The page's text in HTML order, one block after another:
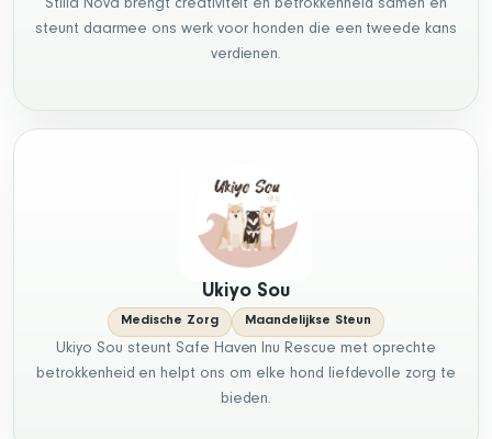
Stilla Nova brengt creativiteit en betrokkenheid samen en
steunt daarmee ons werk voor honden die een tweede kans
verdienen.
Ukiyo Sou
Medische Zorg Maandelijkse Steun
Ukiyo Sou steunt Safe Haven Inu Rescue met oprechte
betrokkenheid en helpt ons om elke hond liefdevolle zorg te
bieden.